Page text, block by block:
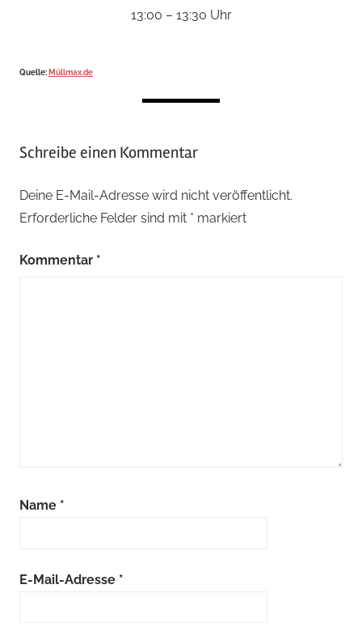
13:00 – 13:30 Uhr
Quelle: Müllmax.de
Beize,
kostenlos,
leere
Öle,
Schreibe einen Kommentar
Deine E-Mail-Adresse wird nicht veröffentlicht.
Erforderliche Felder sind mit * markiert
Kommentar *
Name *
E-Mail-Adresse *